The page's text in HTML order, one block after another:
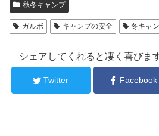
秋冬キャンプ
ガルボ キャンプの安全 冬キャ
シェアしてくれると凄く喜びま
Twitter Facebook